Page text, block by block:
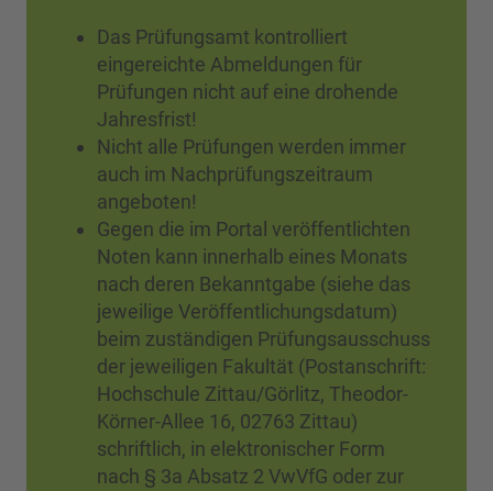
Das Prüfungsamt kontrolliert
eingereichte Abmeldungen für
Prüfungen nicht auf eine drohende
Jahresfrist!
Nicht alle Prüfungen werden immer
auch im Nachprüfungszeitraum
angeboten!
Gegen die im Portal veröffentlichten
Noten kann innerhalb eines Monats
nach deren Bekanntgabe (siehe das
jeweilige Veröffentlichungsdatum)
beim zuständigen Prüfungsausschuss
der jeweiligen Fakultät (Postanschrift:
Hochschule Zittau/Görlitz, Theodor-
Körner-Allee 16, 02763 Zittau)
schriftlich, in elektronischer Form
nach § 3a Absatz 2 VwVfG oder zur